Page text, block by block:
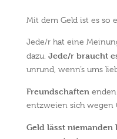
Mit dem Geld ist es so
Jede/r hat eine
dazu. Jede/r braucht
unrund, wenn’s ums
Freundschaften enden
entzweien sich wegen
Geld lässt niemanden